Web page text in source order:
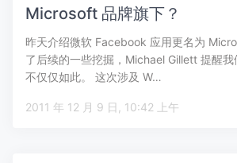
Microsoft 品牌旗下？
昨天介绍微软 Facebook 应用更名为
了后续的一些挖掘，Michael Gillett 提醒我
不仅仅如此。 这次涉及 W…
2011 年 12 月 9 日, 10:42 上午